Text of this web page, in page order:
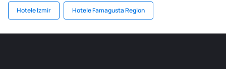
Hotele Izmir Hotele Famagusta Region